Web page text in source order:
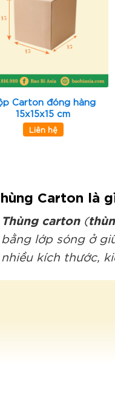
Carton đóng hàng
15x15x15 cm
Liên hệ
Carton là
Thùng carton(
bằng lớp sóng ở
nhiều kích thước,